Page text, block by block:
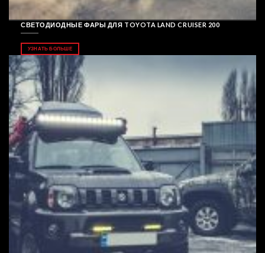
СВЕТОДИОДНЫЕ ФАРЫ ДЛЯ TOYOTA LAND CRUISER 200
УЗНАТЬ БОЛЬШЕ